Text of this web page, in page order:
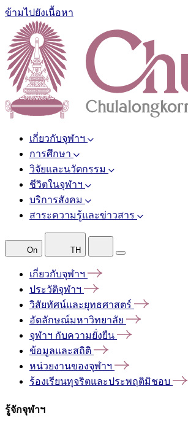
ข้ามไปยังเนื้อหา
เกี่ยวกับจุฬาฯ
การศึกษา
วิจัยและนวัตกรรม
ชีวิตในจุฬาฯ
บริการสังคม
สาระความรู้และข่าวสาร
On TH
เกี่ยวกับจุฬาฯ
ประวัติจุฬาฯ
วิสัยทัศน์และยุทธศาสตร์
อัตลักษณ์มหาวิทยาลัย
จุฬาฯ กับความยั่งยืน
ข้อมูลและสถิติ
หน่วยงานของจุฬาฯ
ร้องเรียนทุจริตและประพฤติมิชอบ
รู้จักจุฬาฯ